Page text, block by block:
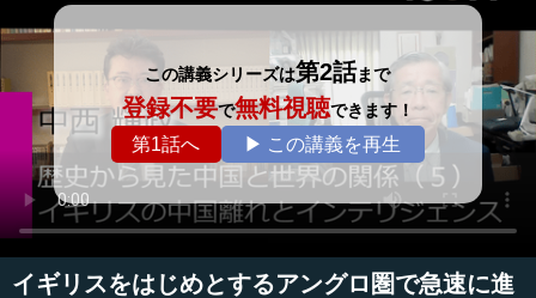
この講義シリーズは第2話まで
登録不要で無料視聴できます！
第1話へ ▶ この講義を再生
イギリスをはじめとするアングロ圏で急速に進